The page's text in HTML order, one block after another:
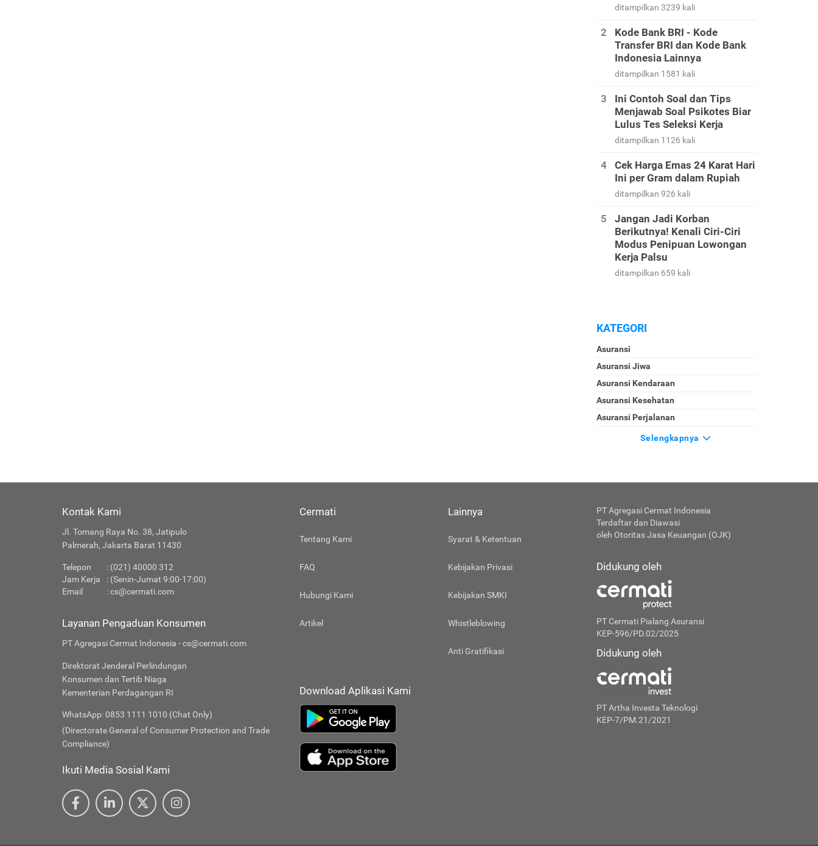
ditampilkan 3239 kali
Kode Bank BRI - Kode
Transfer BRI dan Kode Bank
Indonesia Lainnya
ditampilkan 1581 kali
Ini Contoh Soal dan Tips
Menjawab Soal Psikotes Biar
Lulus Tes Seleksi Kerja
ditampilkan 1126 kali
Cek Harga Emas 24 Karat Hari
Ini per Gram dalam Rupiah
ditampilkan 926 kali
Jangan Jadi Korban
Berikutnya! Kenali Ciri-Ciri
Modus Penipuan Lowongan
Kerja Palsu
ditampilkan 659 kali
KATEGORI
Asuransi
Asuransi Jiwa
Asuransi Kendaraan
Asuransi Kesehatan
Asuransi Perjalanan
Selengkapnya
Kontak Kami
Jl. Tomang Raya No. 38, Jatipulo
Palmerah, Jakarta Barat 11430
Telepon
: (021) 40000 312
Jam Kerja
: (Senin-Jumat 9:00-17:00)
Email
:cs@cermati.com
Layanan Pengaduan Konsumen
PT Agregasi Cermat Indonesia - cs@cermati.com
Direktorat Jenderal Perlindungan
Konsumen dan Tertib Niaga
Kementerian Perdagangan RI
WhatsApp: 0853 1111 1010 (Chat Only)
(Directorate General of Consumer Protection and Trade
Compliance)
Ikuti Media Sosial Kami
Cermati
Tentang Kami
FAQ
Hubungi Kami
Artikel
Lainnya
Syarat & Ketentuan
Kebijakan Privasi
Kebijakan SMKI
Whistleblowing
Anti Gratifikasi
Download Aplikasi Kami
PT Agregasi Cermat Indonesia
Terdaftar dan Diawasi
oleh Otoritas Jasa Keuangan (OJK)
Didukung oleh
PT Cermati Pialang Asuransi
KEP-596/PD.02/2025
Didukung oleh
PT Artha Investa Teknologi
KEP-7/PM.21/2021